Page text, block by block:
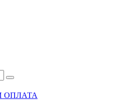
ОПЛАТА